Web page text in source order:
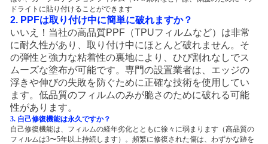
ドライトに貼り付けることができます
2. PPFは取り付け中に簡単に破れますか？
いいえ！当社の高品質PPF（TPUフィルムなど）は非常
に耐久性があり、取り付け中にほとんど破れません。そ
の弾性と強力な粘着性の裏地により、ひび割れなしでス
ムーズな塗布が可能です。専門の設置業者は、エッジの
浮きや伸びの失敗を防ぐために正確な技術を使用してい
ます。低品質のフィルムのみが脆さのために破れる可能
性があります。
3. 自己修復機能は永久ですか？
自己修復機能は、フィルムの経年劣化とともに徐々に弱まります（高品質の
フィルムは3〜5年以上持続します）。頻繁に修復された傷は、わずかな跡を